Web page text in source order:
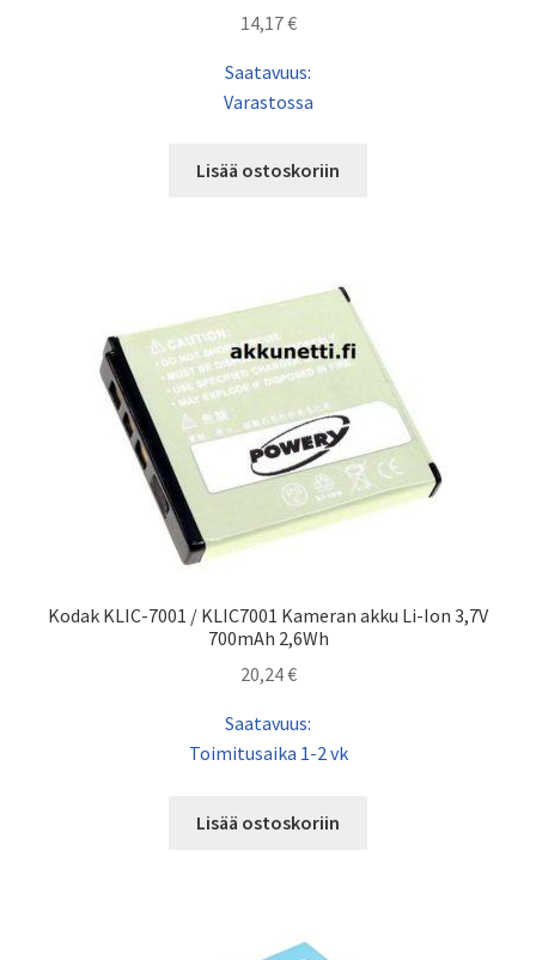
14,17€
Saatavuus:
Varastossa
Lisää ostoskoriin
Kodak KLIC-7001 / KLIC7001 Kameran akku Li-Ion 3,7V
700mAh 2,6Wh
20,24€
Saatavuus:
Toimitusaika 1-2 vk
Lisää ostoskoriin